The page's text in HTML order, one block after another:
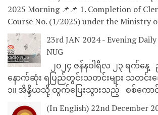
2025 Morning 📌📌 1. Completion of
Course No. (1/2025) under the Ministry
23rd JAN 2024 - Evening
NUG
၂၀၂၄ ဇန်နဝါရီလ ၂၃ ရက်နေ့
နောက်ဆုံး ရပြည်တွင်းသတင်းများ သတင်းခေ
၁။ အိန္ဒိယသို့ ထွက်ပြေးသွားသည့် စစ်ကော
(In English) 22nd December